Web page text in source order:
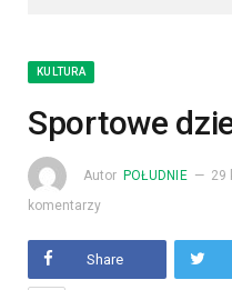
KULTURA
Sportowe
Autor POŁUDNIE 29
komentarzy
Share